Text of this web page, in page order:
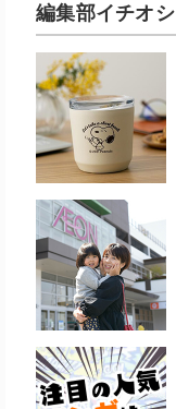
編集部イチオシ